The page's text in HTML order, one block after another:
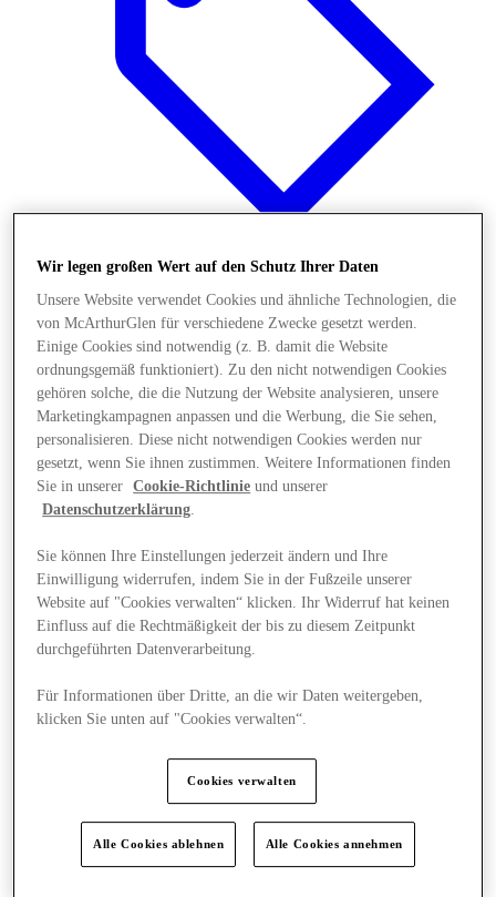
Angebote
Plane Deinen Besuch
Wir legen großen Wert auf den Schutz Ihrer Daten
Unsere Website verwendet Cookies und ähnliche Technologien, die
von McArthurGlen für verschiedene Zwecke gesetzt werden.
Einige Cookies sind notwendig (z. B. damit die Website
ordnungsgemäß funktioniert). Zu den nicht notwendigen Cookies
gehören solche, die die Nutzung der Website analysieren, unsere
Marketingkampagnen anpassen und die Werbung, die Sie sehen,
personalisieren. Diese nicht notwendigen Cookies werden nur
gesetzt, wenn Sie ihnen zustimmen. Weitere Informationen finden
Sie in unserer
Cookie-Richtlinie und unserer
Datenschutzerklärung
Sie können Ihre Einstellungen jederzeit ändern und Ihre
Einwilligung widerrufen, indem Sie in der Fußzeile unserer
Website auf "Cookies verwalten“ klicken. Ihr Widerruf hat keinen
Einfluss auf die Rechtmäßigkeit der bis zu diesem Zeitpunkt
durchgeführten Datenverarbeitung.
Für Informationen über Dritte, an die wir Daten weitergeben,
klicken Sie unten auf "Cookies verwalten“.
Cookies verwalten
Alle Cookies ablehnen Alle Cookies annehmen